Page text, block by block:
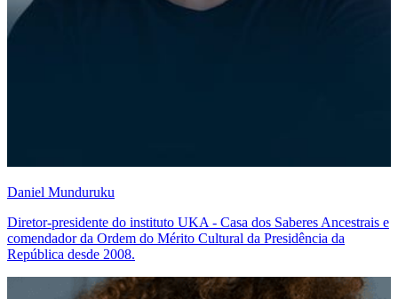
Daniel Munduruku
Diretor-presidente do instituto UKA - Casa dos Saberes Ancestrais e
comendador da Ordem do Mérito Cultural da Presidência da
República desde 2008.